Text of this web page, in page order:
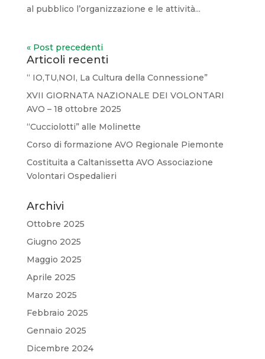
al pubblico l’organizzazione e le attività...
« Post precedenti
Articoli recenti
“ IO,TU,NOI, La Cultura della Connessione”
XVII GIORNATA NAZIONALE DEI VOLONTARI
AVO – 18 ottobre 2025
“Cucciolotti” alle Molinette
Corso di formazione AVO Regionale Piemonte
Costituita a Caltanissetta AVO Associazione
Volontari Ospedalieri
Archivi
Ottobre 2025
Giugno 2025
Maggio 2025
Aprile 2025
Marzo 2025
Febbraio 2025
Gennaio 2025
Dicembre 2024